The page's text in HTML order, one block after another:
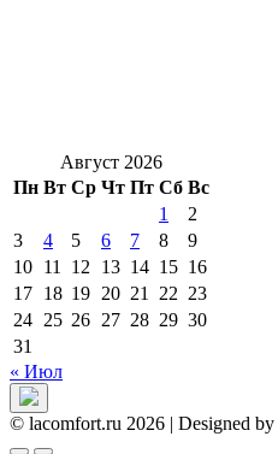
Август 2026
Пн Вт Ср Чт Пт Сб Вс
1
2
3
4 5 6 7 8
9
10 11 12 13 14 15 16
17 18 19 20 21 22 23
24 25 26 27 28 29 30
31
« Июл
© lacomfort.ru 2026 | Designed by